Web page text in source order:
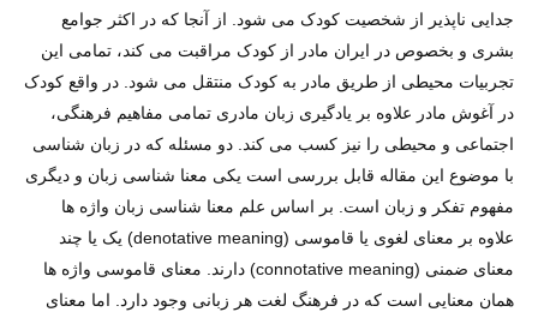
جدایی ناپذیر از شخصیت کودک می شود. از آنجا که در اکثر جوامع
بشری و بخصوص در ایران مادر از کودک مراقبت می کند، تمامی این
تجربیات محیطی از طریق مادر به کودک منتقل می شود. در واقع کودک
در آغوش مادر علاوه بر یادگیری زبان مادری تمامی مفاهیم فرهنگی،
اجتماعی و محیطی را نیز کسب می کند. دو مسئله که در زبان شناسی
با موضوع این مقاله قابل بررسی است یکی معنا شناسی زبان و دیگری
مفهوم تفکر و زبان است. بر اساس علم معنا شناسی زبان واژه ها
علاوه بر معنای لغوی یا قاموسی (denotative meaning) یک یا چند
معنای ضمنی (connotative meaning) دارند. معنای قاموسی واژه ها
همان معنایی است که در فرهنگ لغت هر زبانی وجود دارد. اما معنای